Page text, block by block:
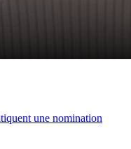
une nomination